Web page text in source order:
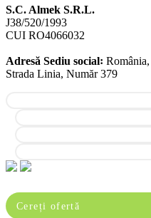
S.C. Almek S.R.L.
J38/520/1993
CUI RO4066032
Adresă Sediu social꞉
Strada Linia, Număr 379
Close
Menu
Cereți ofertă